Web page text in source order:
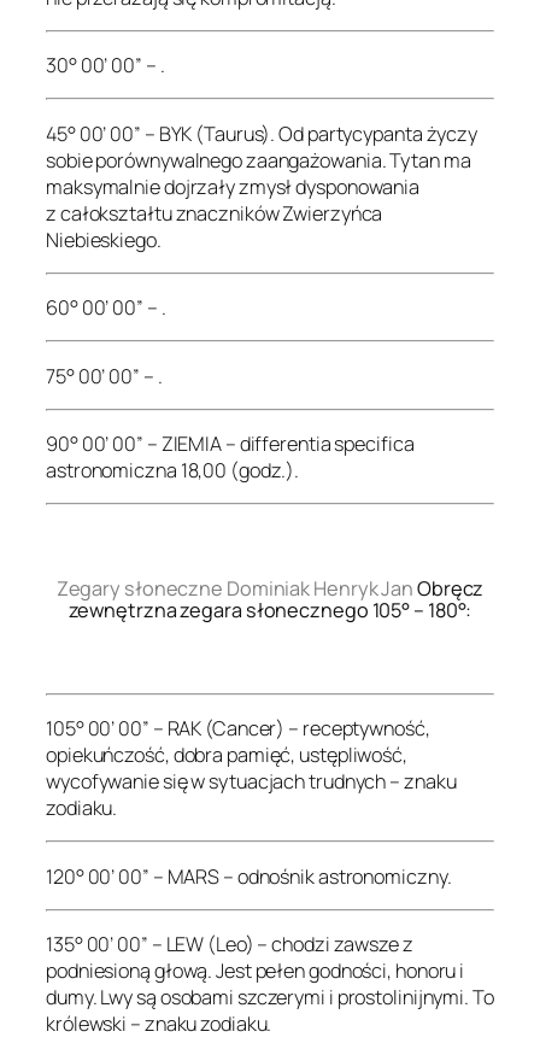
30° 00’ 00” – .
45° 00’ 00” – BYK (Taurus). Od partycypanta życzy
sobie porównywalnego zaangażowania. Tytan ma
maksymalnie dojrzały zmysł dysponowania
z całokształtu znaczników Zwierzyńca
Niebieskiego.
60° 00’ 00” – .
75° 00’ 00” – .
90° 00’ 00” – ZIEMIA – differentia specifica
astronomiczna 18,00 (godz.).
Zegary słoneczne Dominiak Henryk JanObręcz
zewnętrzna zegara słonecznego 105° – 180°:
105° 00’ 00” – RAK (Cancer) – receptywność,
opiekuńczość, dobra pamięć, ustępliwość,
wycofywanie się w sytuacjach trudnych – znaku
zodiaku.
120° 00’ 00” – MARS – odnośnik astronomiczny.
135° 00’ 00” – LEW (Leo) – chodzi zawsze z
podniesioną głową. Jest pełen godności, honoru i
dumy. Lwy są osobami szczerymi i prostolinijnymi. To
królewski – znaku zodiaku.